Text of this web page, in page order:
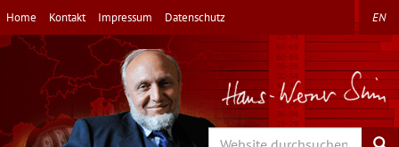
Direkt
zum
Inhalt
Home Kontakt Impressum Datenschutz EN
Search